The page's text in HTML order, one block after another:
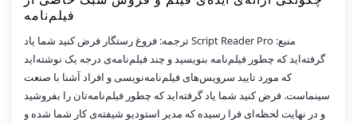
فیلم‌نامه
منبع: Script Reader Pro ترجمه: فروغ رستگار فرض کنید شما یاد
گرفته‌اید که چطور فیلم‌نامه بنویسید و چند فیلم‌نامه‌ی درجه یک نوشته‌اید
که مورد تایید سرویس‌های فیلم‌نامه‌نویسی و افراد آشنا با صنعت
سینماست. فرض کنید شما یاد گرفته‌اید که چطور فیلم‌نامه‌تان را بفروشید
و در نهایت لحظه‌ای فرا رسیده که مدیر استودیو شیفته‌ی کار شما شده و